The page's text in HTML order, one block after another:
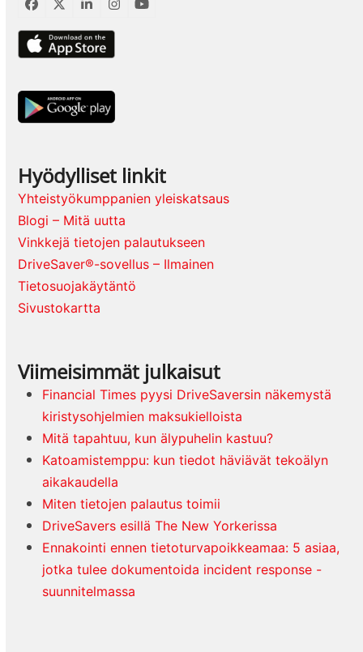
Facebook
TwitterLinkedInInstagram
YouTube
Hyödylliset linkit
Yhteistyökumppanien yleiskatsaus
Blogi – Mitä uutta
Vinkkejä tietojen palautukseen
DriveSaver®-sovellus – Ilmainen
Tietosuojakäytäntö
Sivustokartta
Viimeisimmät julkaisut
Financial Times pyysi DriveSaversin näkemystä
kiristysohjelmien maksukielloista
Mitä tapahtuu, kun älypuhelin kastuu?
Katoamistemppu: kun tiedot häviävät tekoälyn
aikakaudella
Miten tietojen palautus toimii
DriveSavers esillä The New Yorkerissa
Ennakointi ennen tietoturvapoikkeamaa: 5 asiaa,
jotka tulee dokumentoida incident response -
suunnitelmassa